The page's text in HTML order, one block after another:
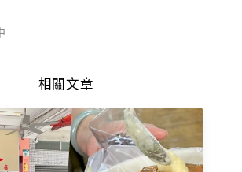
相關文章